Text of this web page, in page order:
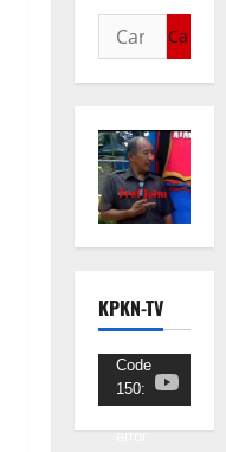
KPKN-TV
Pemutar
Video
Code
150:
error.